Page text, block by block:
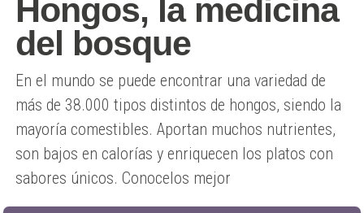
Hongos, la medicina
del bosque
En el mundo se puede encontrar una variedad de
más de 38.000 tipos distintos de hongos, siendo la
mayoría comestibles. Aportan muchos nutrientes,
son bajos en calorías y enriquecen los platos con
sabores únicos. Conocelos mejor